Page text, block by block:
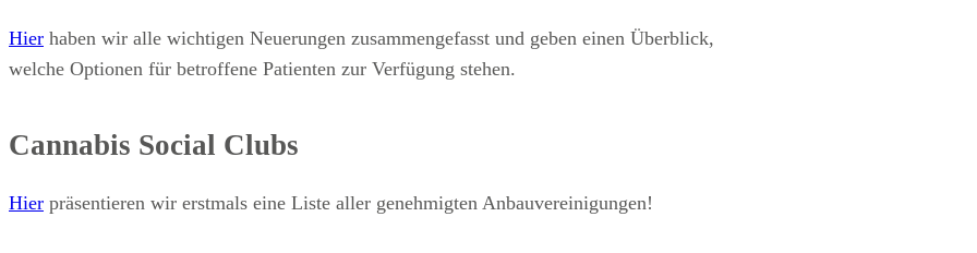
Hier haben wir alle wichtigen Neuerungen zusammengefasst und geben einen Überblick,
welche Optionen für betroffene Patienten zur Verfügung stehen.
Cannabis Social Clubs
Hier präsentieren wir erstmals eine Liste aller genehmigten Anbauvereinigungen!